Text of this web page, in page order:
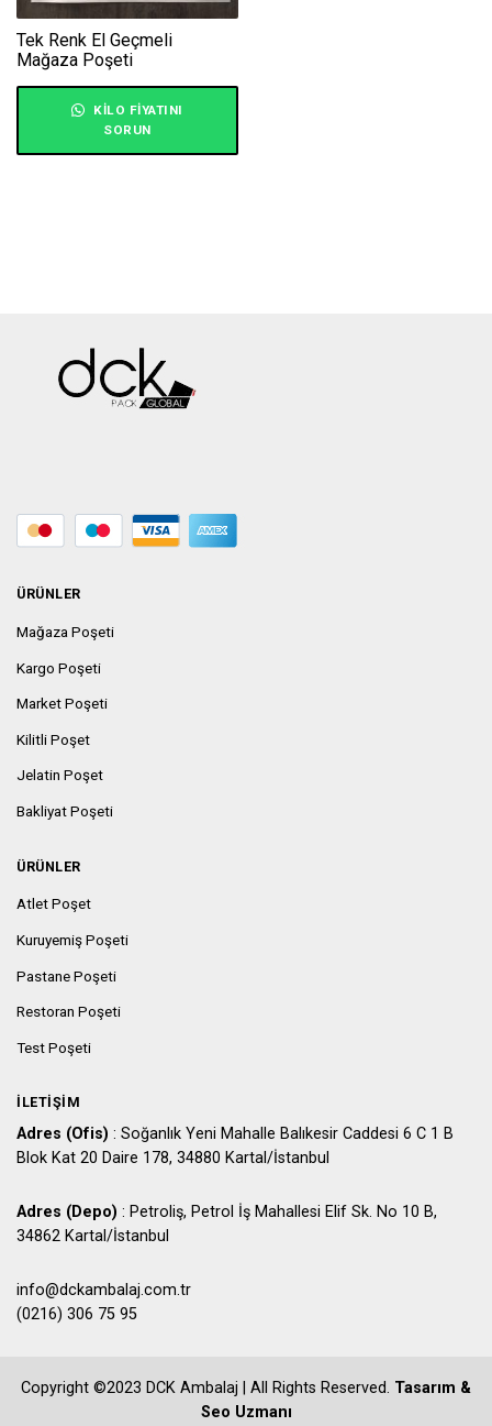
Tek Renk El Geçmeli
Mağaza Poşeti
KILO FIYATINI
SORUN
ÜRÜNLER
Mağaza Poşeti
Kargo Poşeti
Market Poşeti
Kilitli Poşet
Jelatin Poşet
Bakliyat Poşeti
ÜRÜNLER
Atlet Poşet
Kuruyemiş Poşeti
Pastane Poşeti
Restoran Poşeti
Test Poşeti
İLETIŞIM
Adres (Ofis) : Soğanlık Yeni Mahalle Balıkesir Caddesi 6 C 1 B
Blok Kat 20 Daire 178, 34880 Kartal/İstanbul
Adres (Depo) : Petroliş, Petrol İş Mahallesi Elif Sk. No 10 B,
34862 Kartal/İstanbul
info@dckambalaj.com.tr
(0216) 306 75 95
Copyright ©2023 DCK Ambalaj | All Rights Reserved. Tasarım &
Seo Uzmanı